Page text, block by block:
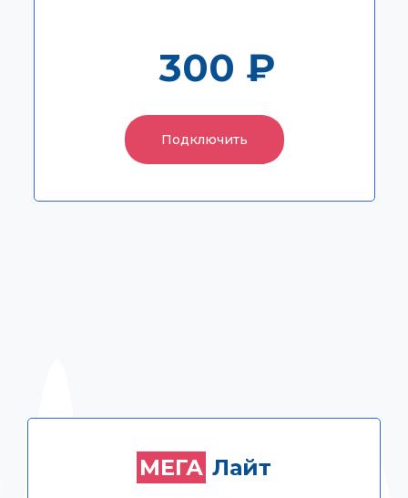
300 ₽
Подключить
250 ₽
Подключить
МЕГА Лайт
МЕГА
Лайт
+ Кабельное ТВ